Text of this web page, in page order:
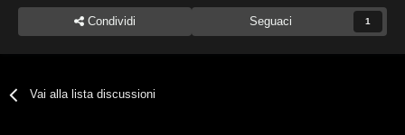
Condividi Seguaci 1
Vai alla lista discussioni